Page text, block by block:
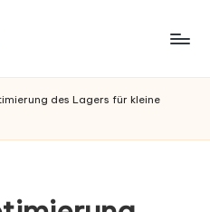
des Lagers für kleine